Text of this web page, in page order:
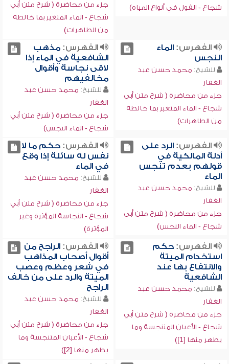
شجاع - القول في أنواع المياه)
جزء من محاضرة ( شرح متن أبي
شجاع - الماء المتغير بما خالطه
من الطاهرات)
الفهرس:الماء
النجس
للشيخ: محمد حسن عبد
الغفار
جزء من محاضرة ( شرح متن أبي
شجاع - الماء المتغير بما خالطه
من الطاهرات)
الفهرس:مذهب
الشافعية في الماء إذا
لاقى نجاسة وأقوال
مخالفيهم
للشيخ: محمد حسن عبد
الغفار
جزء من محاضرة ( شرح متن أبي
شجاع - الماء النجس)
الفهرس:الرد على
أدلة المالكية في
قولهم بعدم تنجس
الماء
للشيخ: محمد حسن عبد
الغفار
جزء من محاضرة ( شرح متن أبي
شجاع - الماء النجس)
الفهرس:حكم ما لا
نفس له سائلة إذا وقع
في الماء
للشيخ: محمد حسن عبد
الغفار
جزء من محاضرة ( شرح متن أبي
شجاع - النجاسة المؤثرة وغير
المؤثرة)
الفهرس:حكم
استخدام الميتة
والانتفاع بها عند
الشافعية
للشيخ: محمد حسن عبد
الغفار
جزء من محاضرة ( شرح متن أبي
شجاع - الأعيان المتنجسة وما
يطهر منها [1])
الفهرس:الراجح من
أقوال أصحاب المذاهب
في شعر وعظم وعصب
الميتة والرد على من خالف
الراجح
للشيخ: محمد حسن عبد
الغفار
جزء من محاضرة ( شرح متن أبي
شجاع - الأعيان المتنجسة وما
يطهر منها [2])